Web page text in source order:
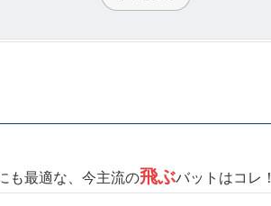
も最適な、今主流の飛ぶバットはコレ！